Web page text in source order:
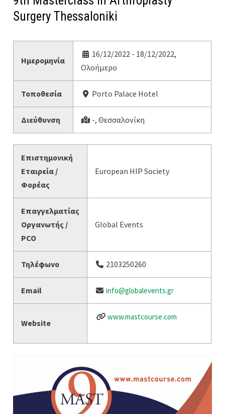
Surgery Thessaloniki
Ημερομηνία
16/12/2022 - 18/12/2022,
Ολοήμερο
Τοποθεσία Porto Palace Hotel
Διεύθυνση -, Θεσσαλονίκη
Επιστημονική
Εταιρεία /
Φορέας
European HIP Society
Επαγγελματίας
Οργανωτής /
PCO
Global Events
Τηλέφωνο 2103250260
Email info@globalevents.gr
Website
www.mastcourse.com